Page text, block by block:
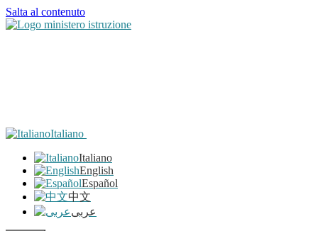
Salta al contenuto
Italiano
Italiano
English
Español
中文
عربى